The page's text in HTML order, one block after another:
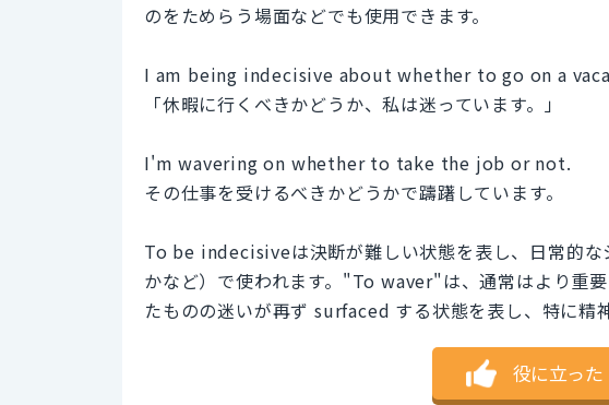
のをためらう場面などでも使用できます。
I am being indecisive about whether to go on a
「休暇に行くべきかどうか、私は迷っています。」
I'm wavering on whether to take the job or not.
その仕事を受けるべきかどうかで躊躇しています。
To be indecisiveは決断が難しい状態を表し、日常的な
かなど）で使われます。"To waver"は、通常はより重
たものの迷いが再ず surfaced する状態を表し、特に精
役に立った